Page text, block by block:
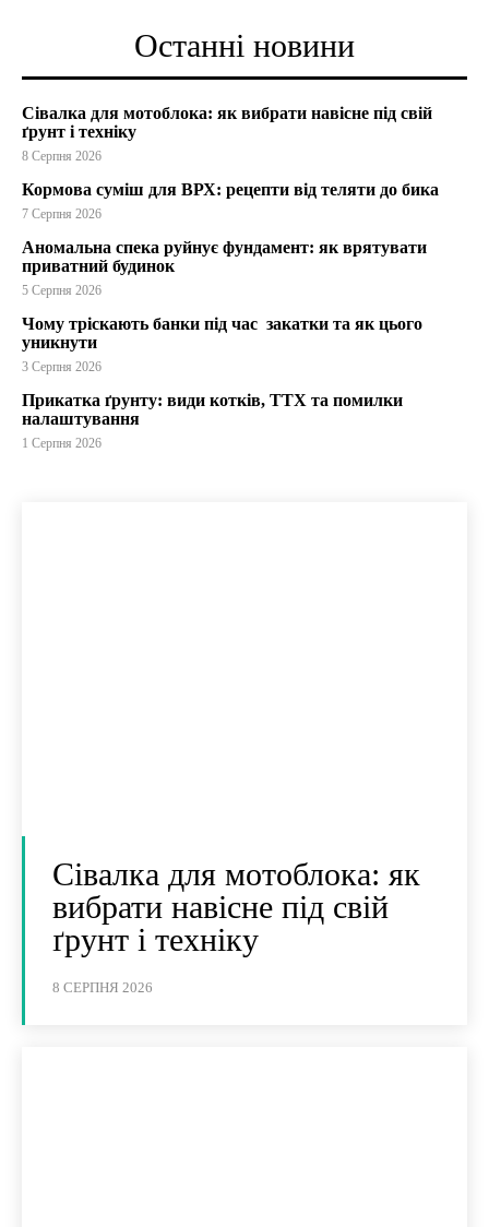
Останні новини
Сівалка для мотоблока: як вибрати навісне під свій
ґрунт і техніку
8 Серпня 2026
Кормова суміш для ВРХ: рецепти від теляти до бика
7 Серпня 2026
Аномальна спека руйнує фундамент: як врятувати
приватний будинок
5 Серпня 2026
Чому тріскають банки під час закатки та як цього
уникнути
3 Серпня 2026
Прикатка ґрунту: види котків, ТТХ та помилки
налаштування
1 Серпня 2026
Сівалка для мотоблока: як
вибрати навісне під свій
ґрунт і техніку
8 СЕРПНЯ 2026